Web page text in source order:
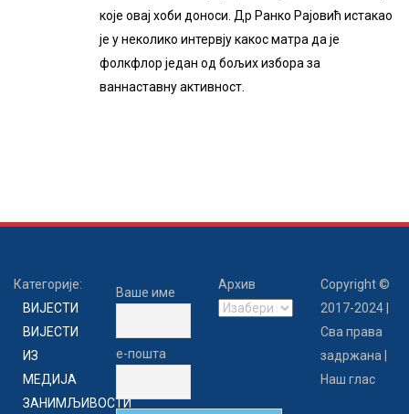
које овај хоби доноси. Др Ранко Рајовић истакао
је у неколико интервју какос матра да је
фолкфлор један од бољих избора за
ваннаставну активност.
Категорије:
ВИЈЕСТИ
ВИЈЕСТИ
ИЗ
МЕДИЈА
ЗАНИМЉИВОСТИ
Ваше име
е-пошта
Архив
Архив
Copyright ©
2017-2024 |
Сва права
задржана |
Наш глас